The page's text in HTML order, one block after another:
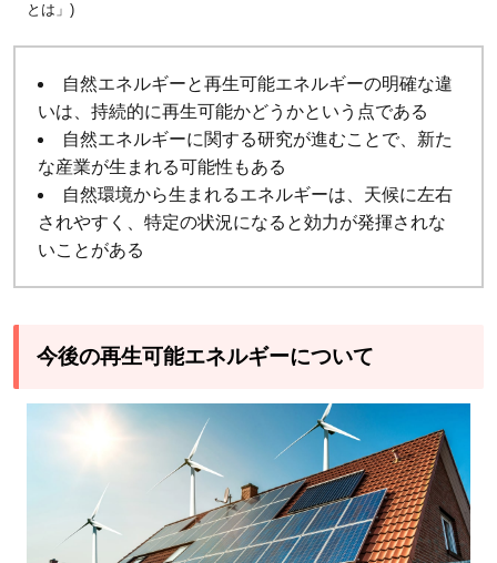
とは」)
自然エネルギーと再生可能エネルギーの明確な違
いは、持続的に再生可能かどうかという点である
自然エネルギーに関する研究が進むことで、新た
な産業が生まれる可能性もある
自然環境から生まれるエネルギーは、天候に左右
されやすく、特定の状況になると効力が発揮されな
いことがある
今後の再生可能エネルギーについて